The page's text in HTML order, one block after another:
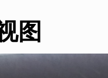
图